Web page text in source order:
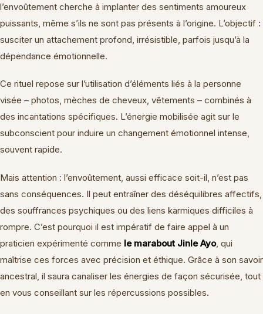
l’envoûtement cherche à implanter des sentiments amoureux
puissants, même s’ils ne sont pas présents à l’origine. L’objectif :
susciter un attachement profond, irrésistible, parfois jusqu’à la
dépendance émotionnelle.
Ce rituel repose sur l’utilisation d’éléments liés à la personne
visée – photos, mèches de cheveux, vêtements – combinés à
des incantations spécifiques. L’énergie mobilisée agit sur le
subconscient pour induire un changement émotionnel intense,
souvent rapide.
Mais attention : l’envoûtement, aussi efficace soit-il, n’est pas
sans conséquences. Il peut entraîner des déséquilibres affectifs,
des souffrances psychiques ou des liens karmiques difficiles à
rompre. C’est pourquoi il est impératif de faire appel à un
praticien expérimenté comme le marabout Jinle Ayo, qui
maîtrise ces forces avec précision et éthique. Grâce à son savoir
ancestral, il saura canaliser les énergies de façon sécurisée, tout
en vous conseillant sur les répercussions possibles.